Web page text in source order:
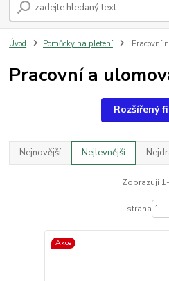
Úvod Pomůcky na pletení Pracovní
Pracovní a
Rozšířený
Nejnovější Nejlevnější
Zobrazuji
strana
Akce